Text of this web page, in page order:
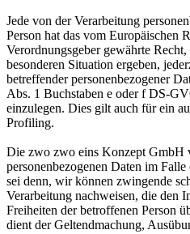
Jede von der Verarbeitung
Person hat das vom Europäischen
Verordnungsgeber gewährte
besonderen Situation ergeben,
betreffender personenbezogener
Abs. 1 Buchstaben e oder f DS-
einzulegen. Dies gilt auch für ein
Profiling.
Die zwo zwo eins Konzept GmbH
personenbezogenen Daten im
sei denn, wir können zwingende
Verarbeitung nachweisen, die den
Freiheiten der betroffenen Person
dient der Geltendmachung,